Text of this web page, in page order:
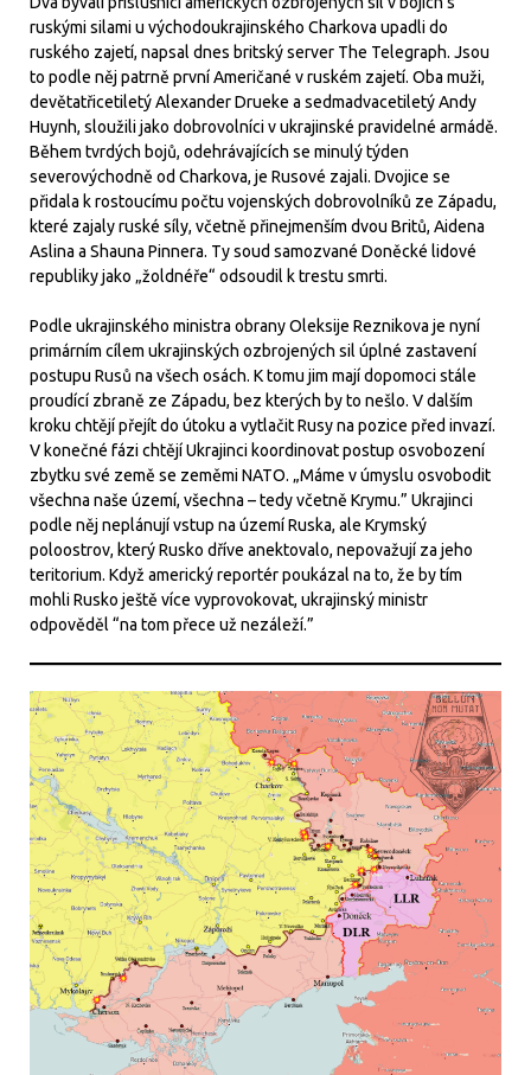
ruskými silami u východoukrajinského Charkova upadli do
ruského zajetí, napsal dnes britský server The Telegraph. Jsou
to podle něj patrně první Američané v ruském zajetí. Oba muži,
devětatřicetiletý Alexander Drueke a sedmadvacetiletý Andy
Huynh, sloužili jako dobrovolníci v ukrajinské pravidelné armádě.
Během tvrdých bojů, odehrávajících se minulý týden
severovýchodně od Charkova, je Rusové zajali. Dvojice se
přidala k rostoucímu počtu vojenských dobrovolníků ze Západu,
které zajaly ruské síly, včetně přinejmenším dvou Britů, Aidena
Aslina a Shauna Pinnera. Ty soud samozvané Doněcké lidové
republiky jako „žoldnéře“ odsoudil k trestu smrti.
Podle ukrajinského ministra obrany Oleksije Reznikova je nyní
primárním cílem ukrajinských ozbrojených sil úplné zastavení
postupu Rusů na všech osách. K tomu jim mají dopomoci stále
proudící zbraně ze Západu, bez kterých by to nešlo. V dalším
kroku chtějí přejít do útoku a vytlačit Rusy na pozice před invazí.
V konečné fázi chtějí Ukrajinci koordinovat postup osvobození
zbytku své země se zeměmi NATO. „Máme v úmyslu osvobodit
všechna naše území, všechna – tedy včetně Krymu.” Ukrajinci
podle něj neplánují vstup na území Ruska, ale Krymský
poloostrov, který Rusko dříve anektovalo, nepovažují za jeho
teritorium. Když americký reportér poukázal na to, že by tím
mohli Rusko ještě více vyprovokovat, ukrajinský ministr
odpověděl “na tom přece už nezáleží.”